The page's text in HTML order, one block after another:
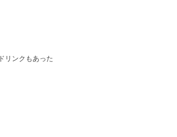
リンクもあった